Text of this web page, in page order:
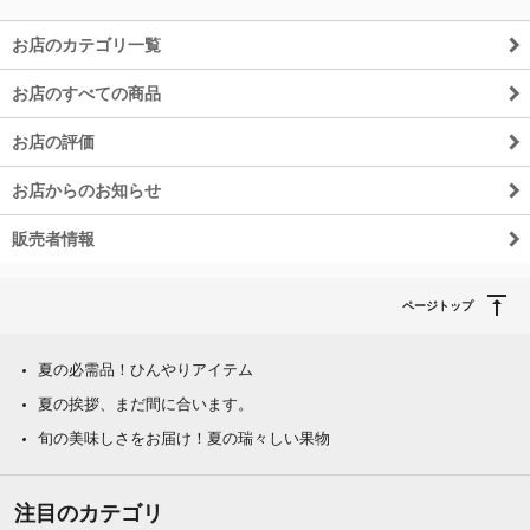
お店のカテゴリ一覧
お店のすべての商品
お店の評価
お店からのお知らせ
販売者情報
ページトップ
夏の必需品！ひんやりアイテム
夏の挨拶、まだ間に合います。
旬の美味しさをお届け！夏の瑞々しい果物
注目のカテゴリ